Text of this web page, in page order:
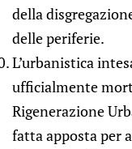
della
delle periferie.
L’urbanistica
ufficialmente
Rigenerazione
fatta apposta per